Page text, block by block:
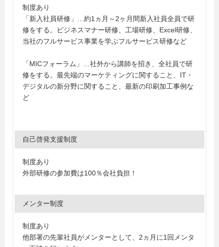
制度あり
「新入社員研修」…約1ヵ月～2ヶ月間新入社員全員で研
修をする。ビジネスマナー研修、工場研修、Excel研修、
当社のフルサービス事業を学ぶフルサービス研修など
「MICフォーラム」…社外から講師を招き、全社員で研
修をする。最先端のマーケティングに関すること、IT・
デジタルの新分野に関すること、最新の印刷加工事例な
ど
自己啓発支援制度
制度あり
外部研修の参加費は100％会社負担！
メンター制度
制度あり
他部署の先輩社員がメンターとして、2ヵ月に1回メンタ